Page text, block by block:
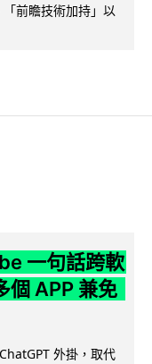
前瞻技術加持」以
一句話跨軟
個 APP 兼免
外掛，取代